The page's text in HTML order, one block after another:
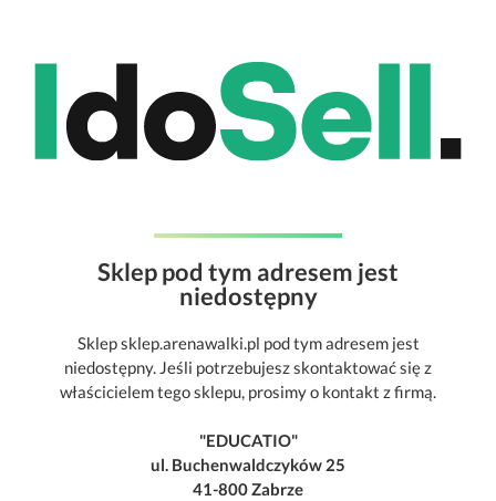
Sklep pod tym adresem jest
niedostępny
Sklep sklep.arenawalki.pl pod tym adresem jest
niedostępny. Jeśli potrzebujesz skontaktować się z
właścicielem tego sklepu, prosimy o kontakt z firmą.
"EDUCATIO"
ul. Buchenwaldczyków 25
41-800 Zabrze